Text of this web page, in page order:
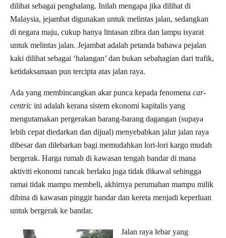
dilihat sebagai penghalang. Inilah mengapa jika dilihat di
Malaysia, jejambat digunakan untuk melintas jalan, sedangkan
di negara maju, cukup hanya lintasan zibra dan lampu isyarat
untuk melintas jalan. Jejambat adalah petanda bahawa pejalan
kaki dilihat sebagai ‘halangan’ dan bukan sebahagian dari trafik,
ketidaksamaan pun tercipta atas jalan raya.
Ada yang membincangkan akar punca kepada fenomena car-
centric ini adalah kerana sistem ekonomi kapitalis yang
mengutamakan pergerakan barang-barang dagangan (supaya
lebih cepat diedarkan dan dijual) menyebabkan jalur jalan raya
dibesar dan dilebarkan bagi memudahkan lori-lori kargo mudah
bergerak. Harga rumah di kawasan tengah bandar di mana
aktiviti ekonomi rancak berlaku juga tidak dikawal sehingga
ramai tidak mampu membeli, akhirnya perumahan mampu milik
dibina di kawasan pinggir bandar dan kereta menjadi keperluan
untuk bergerak ke bandar.
Jalan raya lebar yang